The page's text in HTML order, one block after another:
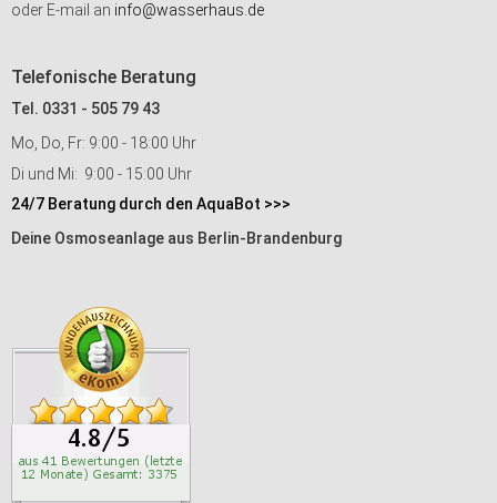
oder E-mail an info@wasserhaus.de
Telefonische Beratung
Tel. 0331 - 505 79 43
Mo, Do, Fr: 9:00 - 18:00 Uhr
Di und Mi: 9:00 - 15:00 Uhr
24/7 Beratung durch den AquaBot >>>
Deine Osmoseanlage aus Berlin-Brandenburg